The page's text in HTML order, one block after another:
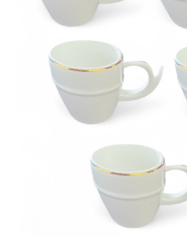
Bijuterii Mirese
Reduceri
Cele mai noi
Cele mai vandute
Cele mai votate
100 Lei - 200 Lei